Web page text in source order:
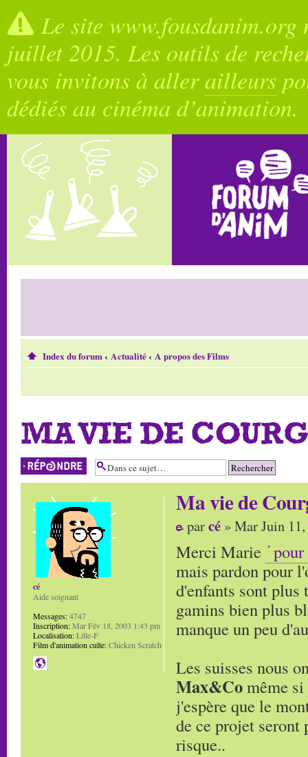
Le site
juillet 2015. Les outils de
vous invitons à allerailleurs
dédiés au cinéma d’animation.
Index du forum‹ Actualité‹ A propos des Films
MA VIE DE
Répondre
Ma vie de
parcé » Mar Juin
Merci Marie
mais pardon pour
d'enfants sont plus
gamins bien plus
manque un peu
Les suisses nous
Max&Comême
j'espère que le
de ce projet seront
risque..
cé
Aide soignant
Messages:4747
Inscription:Mar Fév 18, 2003 1:43 pm
Localisation:Lille-F
Film d'animation culte:Chicken Scratch